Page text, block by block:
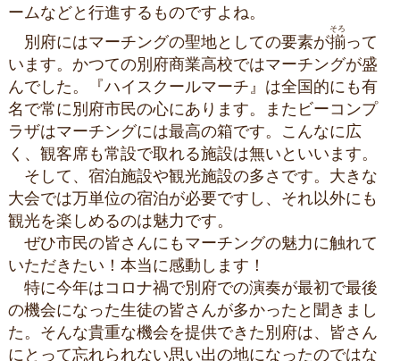
ームなどと行進するものですよね。
別府にはマーチングの聖地としての要素が揃
そろ
って
います。かつての別府商業高校ではマーチングが盛
んでした。『ハイスクールマーチ』は全国的にも有
名で常に別府市民の心にあります。またビーコンプ
ラザはマーチングには最高の箱です。こんなに広
く、観客席も常設で取れる施設は無いといいます。
そして、宿泊施設や観光施設の多さです。大きな
大会では万単位の宿泊が必要ですし、それ以外にも
観光を楽しめるのは魅力です。
ぜひ市民の皆さんにもマーチングの魅力に触れて
いただきたい！本当に感動します！
特に今年はコロナ禍で別府での演奏が最初で最後
の機会になった生徒の皆さんが多かったと聞きまし
た。そんな貴重な機会を提供できた別府は、皆さん
にとって忘れられない思い出の地になったのではな